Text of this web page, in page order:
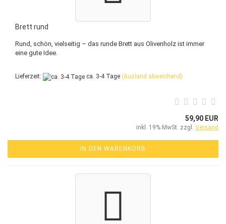
Brett rund
Rund, schön, vielseitig – das runde Brett aus Olivenholz ist immer
eine gute Idee.
Lieferzeit: ca. 3-4 Tage (Ausland abweichend)
59,90 EUR
inkl. 19% MwSt. zzgl. Versand
IN DEN WARENKORB